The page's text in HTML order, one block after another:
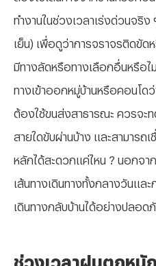
ทำงานในช่วงเวลาเร่งด่วนจริง
เย็น) เพื่อดูว่าการจราจรติดขัดห
มีทางลัดหรือทางเลือกอื่นหรือ
ทางเข้าออกหมู่บ้านหรือคอนโด
ต้องใช้ขนส่งสาธารณะ ควรจะ
สายใดขับผ่านบ้าง และสามารถ
หลักได้สะดวกแค่ไหน ? นอกจ
เส้นทางเดินทางทั้งกลางวันแล
เดินทางกลับบ้านได้อย่างปลอด
ช่วงเวลาฝนตกหนัก